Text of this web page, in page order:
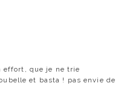
effort, que je ne trie
et basta ! pas envie de